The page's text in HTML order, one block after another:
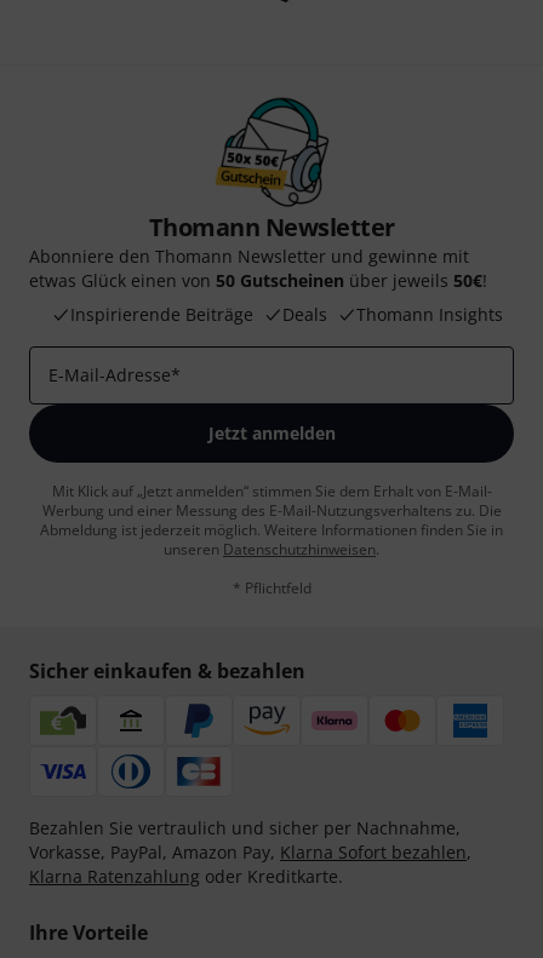
Thomann Newsletter
Abonniere den Thomann Newsletter und gewinne mit
etwas Glück einen von 50 Gutscheinen über jeweils 50€!
Inspirierende Beiträge
Deals Thomann Insights
E-Mail-Adresse*
Jetzt anmelden
Mit Klick auf „Jetzt anmelden“ stimmen Sie dem Erhalt von E-Mail-
Werbung und einer Messung des E-Mail-Nutzungsverhaltens zu. Die
Abmeldung ist jederzeit möglich. Weitere Informationen finden Sie in
unseren Datenschutzhinweisen.
* Pflichtfeld
Sicher einkaufen & bezahlen
Bezahlen Sie vertraulich und sicher per Nachnahme,
Vorkasse, PayPal, Amazon Pay, Klarna Sofort bezahlen,
Klarna Ratenzahlung oder Kreditkarte.
Ihre Vorteile